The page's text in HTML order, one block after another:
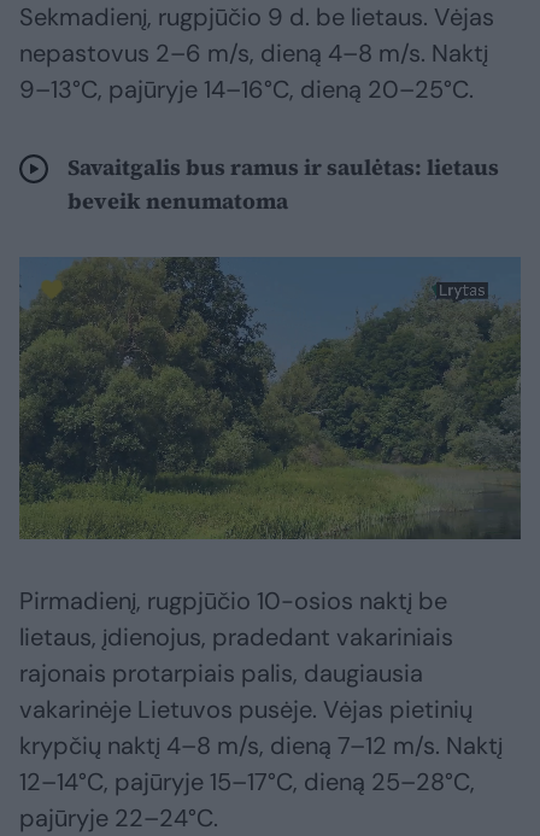
Sekmadienį, rugpjūčio 9 d. be lietaus. Vėjas
nepastovus 2–6 m/s, dieną 4–8 m/s. Naktį
9–13°C, pajūryje 14–16°C, dieną 20–25°C.
Savaitgalis bus ramus ir saulėtas: lietaus
beveik nenumatoma
Pirmadienį, rugpjūčio 10-osios naktį be
lietaus, įdienojus, pradedant vakariniais
rajonais protarpiais palis, daugiausia
vakarinėje Lietuvos pusėje. Vėjas pietinių
krypčių naktį 4–8 m/s, dieną 7–12 m/s. Naktį
12–14°C, pajūryje 15–17°C, dieną 25–28°C,
pajūryje 22–24°C.